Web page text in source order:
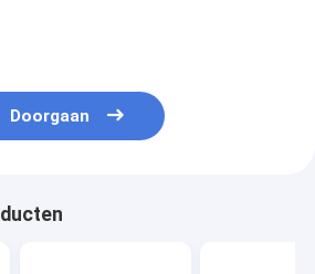
Doorgaan